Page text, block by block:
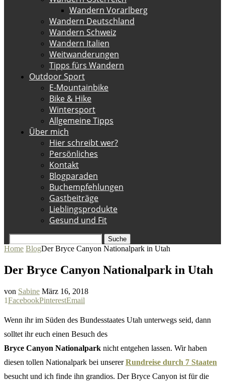
Wandern Vorarlberg
Wandern Deutschland
Wandern Schweiz
Wandern Italien
Weitwanderungen
Tipps fürs Wandern
Outdoor Sport
E-Mountainbike
Bike & Hike
Wintersport
Allgemeine Tipps
Über mich
Hier schreibt wer?
Persönliches
Kontakt
Blogparaden
Buchempfehlungen
Gastbeiträge
Lieblingsprodukte
Gesund und Fit
Suche
Home BlogDer Bryce Canyon Nationalpark in Utah
Der Bryce Canyon Nationalpark in Utah
von Sabine März 16, 2018
1FacebookPinterestEmail
Wenn ihr im Süden des Bundesstaates Utah unterwegs seid, dann
solltet ihr euch einen Besuch des
Bryce Canyon Nationalpark nicht entgehen lassen. Wir haben
diesen tollen Nationalpark bei unsererRundreise durch 7 Staaten
besucht und ich finde ihn grandios. Der Bryce Canyon ist für die